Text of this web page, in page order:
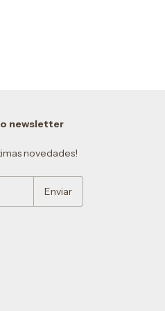
newsletter
novedades!